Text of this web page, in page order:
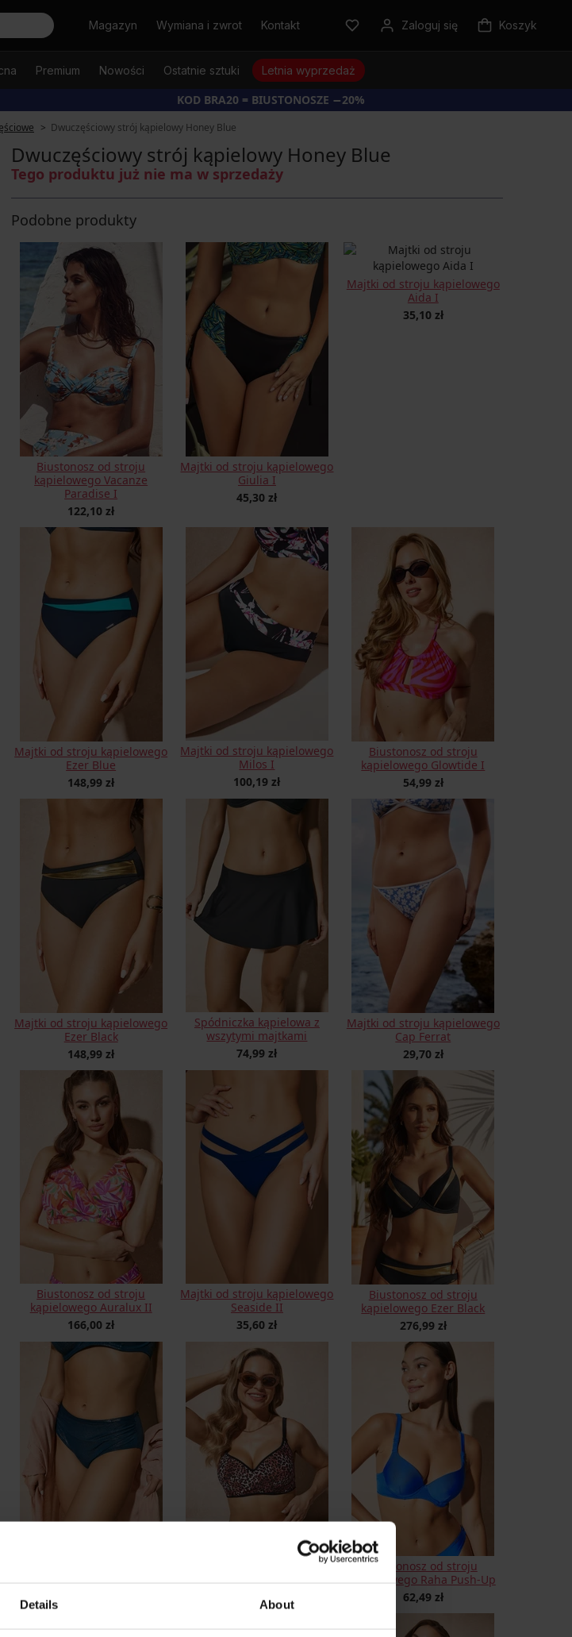
Details About
SzukajMagazyn Wymiana i zwrot Kontakt Zaloguj się Koszyk
Premium Nowości Ostatnie sztuki Letnia wyprzedaż
KOD BRA20 = BIUSTONOSZE −20%
Dwuczęściowy strój kąpielowy Honey Blue
Dwuczęściowy strój kąpielowy Honey Blue
Tego produktu już nie ma w sprzedaży
Podobne produkty
Biustonosz od stroju
kąpielowego Vacanze
Paradise I
122,10 zł
Majtki od stroju kąpielowego
Giulia I
45,30 zł
Majtki od stroju kąpielowego
Aida I
35,10 zł
Majtki od stroju kąpielowego
Ezer Blue
148,99 zł
Majtki od stroju kąpielowego
Milos I
100,19 zł
Biustonosz od stroju
kąpielowego Glowtide I
54,99 zł
Majtki od stroju kąpielowego
Ezer Black
148,99 zł
Spódniczka kąpielowa z
wszytymi majtkami
74,99 zł
Majtki od stroju kąpielowego
Cap Ferrat
29,70 zł
Biustonosz od stroju
kąpielowego Auralux II
166,00 zł
Majtki od stroju kąpielowego
Seaside II
35,60 zł
Biustonosz od stroju
kąpielowego Ezer Black
276,99 zł
Free Time Shiny blue
193,89 zł
Biustonosz od stroju
kąpielowego Raha Push-Up
62,49 zł